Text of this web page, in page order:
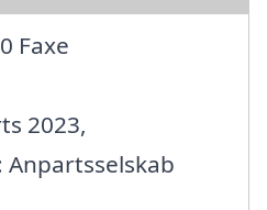
Faxe
2023,